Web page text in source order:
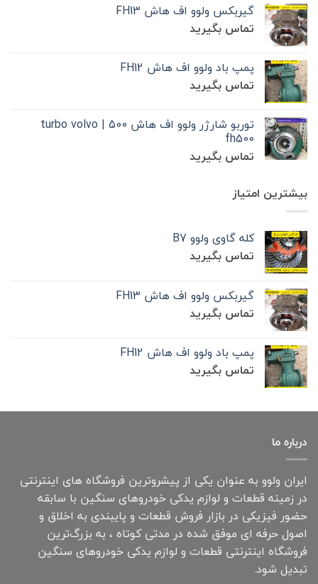
گیربکس ولوو اف هاش FH13
تماس بگیرید
پمپ باد ولوو اف هاش FH12
تماس بگیرید
توربو شارژر ولوو اف هاش 500 | turbo volvo
fh500
تماس بگیرید
بیشترین امتیاز
کله گاوی ولوو B7
تماس بگیرید
گیربکس ولوو اف هاش FH13
تماس بگیرید
پمپ باد ولوو اف هاش FH12
تماس بگیرید
درباره ما
ایران ولوو به عنوان یکی از پیشروترین فروشگاه های اینترنتی
در زمینه قطعات و لوازم یدکی خودروهای سنگین با سابقه
حضور فیزیکی در بازار فروش قطعات و پایبندی به اخلاق و
اصول حرفه ای موفق شده در مدتی کوتاه ، به بزرگ‌ترین
فروشگاه اینترنتی قطعات و لوازم یدکی خودروهای سنگین
تبدیل شود.